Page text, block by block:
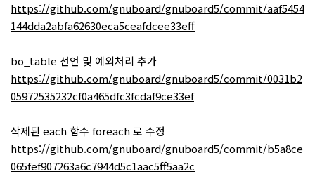
https://github.com/gnuboard/gnuboard5/commit/aaf5454
144dda2abfa62630eca5ceafdcee33eff
bo_table 선언 및 예외처리 추가
https://github.com/gnuboard/gnuboard5/commit/0031b2
05972535232cf0a465dfc3fcdaf9ce33ef
삭제된 each 함수 foreach 로 수정
https://github.com/gnuboard/gnuboard5/commit/b5a8ce
065fef907263a6c7944d5c1aac5ff5aa2c